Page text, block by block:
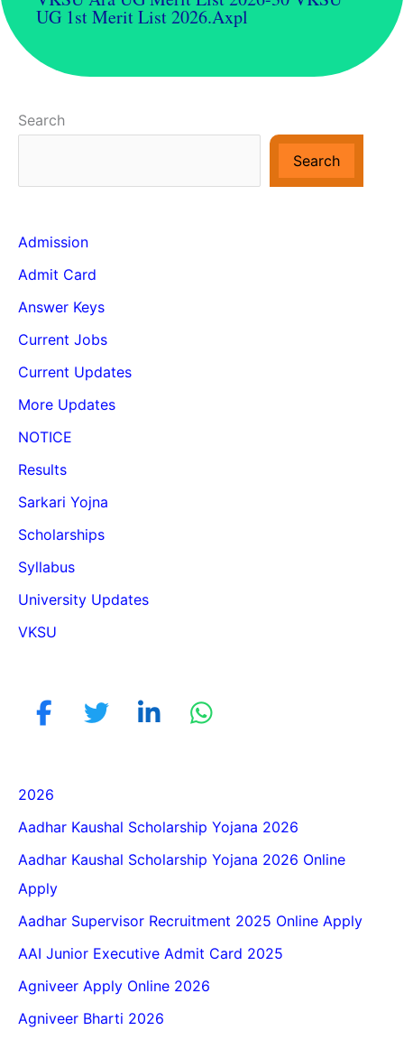
UG 1st Merit List 2026.axpl
Search
Search
Admission
Admit Card
Answer Keys
Current Jobs
Current Updates
More Updates
NOTICE
Results
Sarkari Yojna
Scholarships
Syllabus
University Updates
VKSU
2026
Aadhar Kaushal Scholarship Yojana 2026
Aadhar Kaushal Scholarship Yojana 2026 Online
Apply
Aadhar Supervisor Recruitment 2025 Online Apply
AAI Junior Executive Admit Card 2025
Agniveer Apply Online 2026
Agniveer Bharti 2026